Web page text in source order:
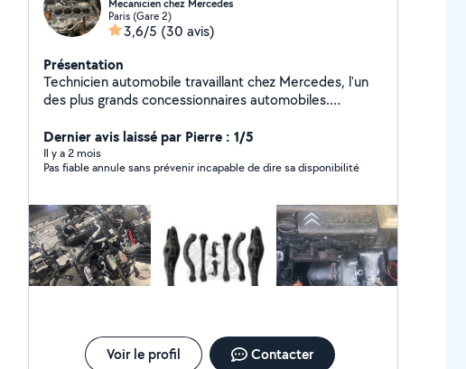
Mecanicien chez Mercedes
Paris (Gare 2)
3,6/5 (30 avis)
Présentation
Technicien automobile travaillant chez Mercedes, l'un
des plus grands concessionnaires automobiles.
chaîne selon moteur) Turbo Injecteurs Alternateur /
démarreur Amortisseurs / ressorts Disques et
plaquettes de frein Roulements Cardans / soufflets
Vidange boîte automatique / mécanique Diagnostic
électronique valise Recherche de panne Capteurs
(pression, température, ABS, etc.) Circuit de
dépression / suralimentation Nettoyage vanne EGR
Petites réparations et entretien général Travail propre,
réparations effectuées.
Dernier avis laissé par Pierre : 1/5
Il y a 2 mois
Pas fiable annule sans prévenir incapable de dire sa disponibilité
Voir le profil Contacter